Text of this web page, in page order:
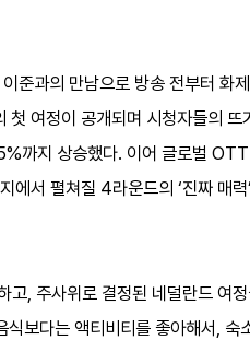
준과의 만남으로 방송 전부터 화
첫 여정이 공개되며 시청자들의 뜨
까지 상승했다. 이어 글로벌
에서 펼쳐질 4라운드의 ‘진짜 매
고, 주사위로 결정된 네덜란드 여
보다는 액티비티를 좋아해서, 숙